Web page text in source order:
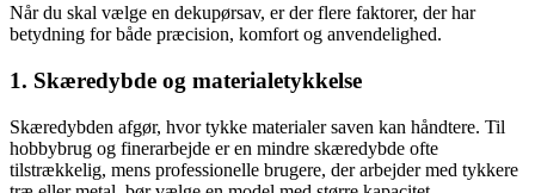
Når du skal vælge en dekupørsav, er der flere faktorer, der har
betydning for både præcision, komfort og anvendelighed.
1. Skæredybde og materialetykkelse
Skæredybden afgør, hvor tykke materialer saven kan håndtere. Til
hobbybrug og finerarbejde er en mindre skæredybde ofte
tilstrækkelig, mens professionelle brugere, der arbejder med tykkere